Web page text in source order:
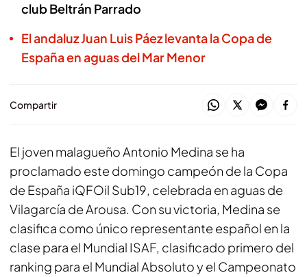
club Beltrán Parrado
El andaluz Juan Luis Páez levanta la Copa de
España en aguas del Mar Menor
Compartir
El joven malagueño Antonio Medina se ha
proclamado este domingo campeón de la Copa
de España iQFOil Sub19, celebrada en aguas de
Vilagarcía de Arousa. Con su victoria, Medina se
clasifica como único representante español en la
clase para el Mundial ISAF, clasificado primero del
ranking para el Mundial Absoluto y el Campeonato